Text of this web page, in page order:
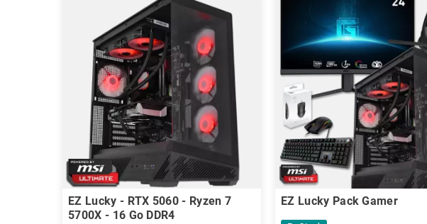
EZ Lucky - RTX 5060 - Ryzen 7
5700X - 16 Go DDR4
EZ Lucky Pack Gamer